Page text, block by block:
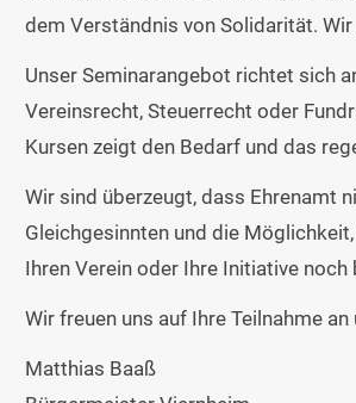
dem Verständnis von Solidarität.
Unser Seminarangebot richtet sich
Vereinsrecht, Steuerrecht oder
Kursen zeigt den Bedarf und das
Wir sind überzeugt, dass Ehrenamt
Gleichgesinnten und die
Ihren Verein oder Ihre Initiative
Wir freuen uns auf Ihre Teilnahme
Matthias Baaß